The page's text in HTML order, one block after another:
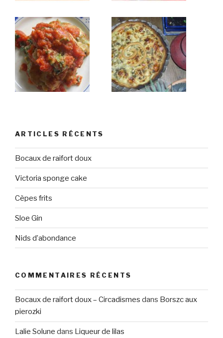
ARTICLES RÉCENTS
Bocaux de raifort doux
Victoria sponge cake
Cèpes frits
Sloe Gin
Nids d’abondance
COMMENTAIRES RÉCENTS
Bocaux de raifort doux – Circadismes dans Borszc aux
pierozki
Lalie Solune dans Liqueur de lilas